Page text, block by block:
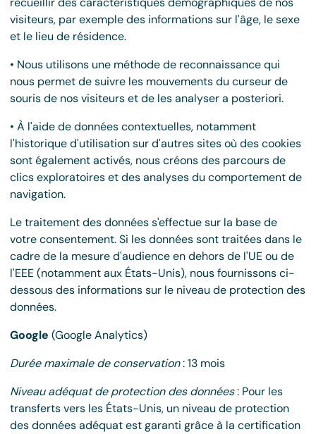
visiteurs, par exemple des informations sur l'âge, le sexe
et le lieu de résidence.
• Nous utilisons une méthode de reconnaissance qui
nous permet de suivre les mouvements du curseur de
souris de nos visiteurs et de les analyser a posteriori.
• À l'aide de données contextuelles, notamment
l'historique d'utilisation sur d'autres sites où des cookies
sont également activés, nous créons des parcours de
clics exploratoires et des analyses du comportement de
navigation.
Le traitement des données s'effectue sur la base de
votre consentement. Si les données sont traitées dans le
cadre de la mesure d'audience en dehors de l'UE ou de
l'EEE (notamment aux États-Unis), nous fournissons ci-
dessous des informations sur le niveau de protection des
données.
Google (Google Analytics)
Durée maximale de conservation: 13 mois
Niveau adéquat de protection des données: Pour les
transferts vers les États-Unis, un niveau de protection
des données adéquat est garanti grâce à la certification